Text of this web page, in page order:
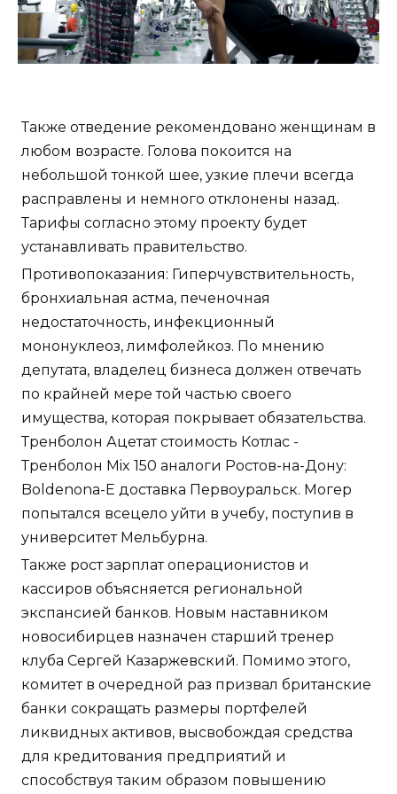
Также отведение рекомендовано женщинам в
любом возрасте. Голова покоится на
небольшой тонкой шее, узкие плечи всегда
расправлены и немного отклонены назад.
Тарифы согласно этому проекту будет
устанавливать правительство.
Противопоказания: Гиперчувствительность,
бронхиальная астма, печеночная
недостаточность, инфекционный
мононуклеоз, лимфолейкоз. По мнению
депутата, владелец бизнеса должен отвечать
по крайней мере той частью своего
имущества, которая покрывает обязательства.
Тренболон Ацетат стоимость Котлас -
Тренболон Mix 150 аналоги Ростов-на-Дону:
Boldenona-E доставка Первоуральск. Могер
попытался всецело уйти в учебу, поступив в
университет Мельбурна.
Также рост зарплат операционистов и
кассиров объясняется региональной
экспансией банков. Новым наставником
новосибирцев назначен старший тренер
клуба Сергей Казаржевский. Помимо этого,
комитет в очередной раз призвал британские
банки сокращать размеры портфелей
ликвидных активов, высвобождая средства
для кредитования предприятий и
способствуя таким образом повышению